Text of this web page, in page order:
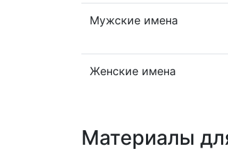
Мужские имена
Женские имена
Материалы